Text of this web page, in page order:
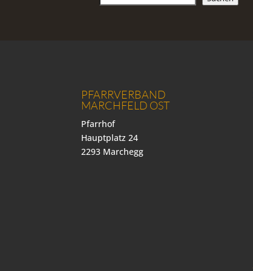
PFARRVERBAND
MARCHFELD OST
Pfarrhof
Hauptplatz 24
2293 Marchegg